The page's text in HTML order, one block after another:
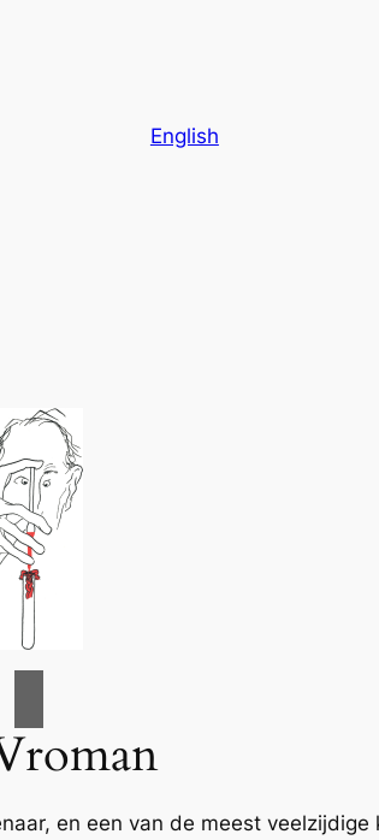
English
en een van de meest veelzijdige